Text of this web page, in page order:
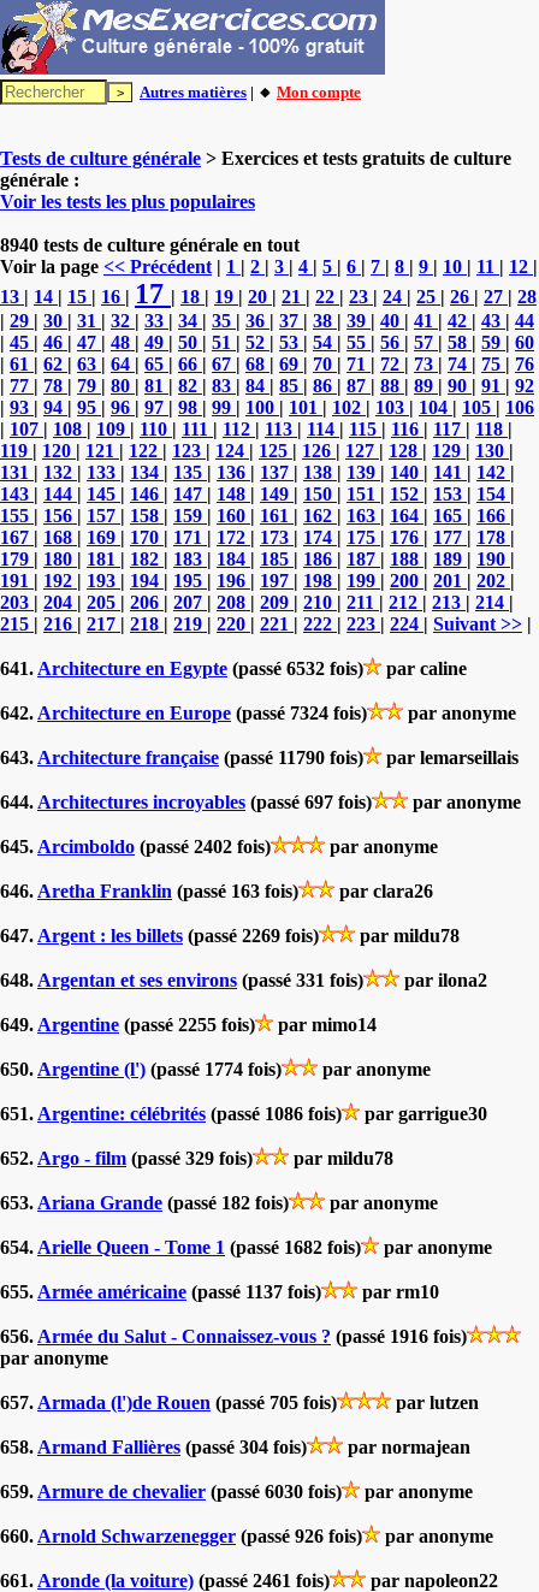
Autres matières | 🔸 Mon compte
Tests de culture générale > Exercices et tests gratuits de culture
générale :
Voir les tests les plus populaires
8940 tests de culture générale en tout
Voir la page << Précédent | 1 | 2 | 3 | 4 | 5 | 6 | 7 | 8 | 9 | 10 | 11 | 12 |
13 | 14 | 15 | 16 | 17 | 18 | 19 | 20 | 21 | 22 | 23 | 24 | 25 | 26 | 27 | 28
| 29 | 30 | 31 | 32 | 33 | 34 | 35 | 36 | 37 | 38 | 39 | 40 | 41 | 42 | 43 | 44
| 45 | 46 | 47 | 48 | 49 | 50 | 51 | 52 | 53 | 54 | 55 | 56 | 57 | 58 | 59 | 60
| 61 | 62 | 63 | 64 | 65 | 66 | 67 | 68 | 69 | 70 | 71 | 72 | 73 | 74 | 75 | 76
| 77 | 78 | 79 | 80 | 81 | 82 | 83 | 84 | 85 | 86 | 87 | 88 | 89 | 90 | 91 | 92
| 93 | 94 | 95 | 96 | 97 | 98 | 99 | 100 | 101 | 102 | 103 | 104 | 105 | 106
| 107 | 108 | 109 | 110 | 111 | 112 | 113 | 114 | 115 | 116 | 117 | 118 |
119 | 120 | 121 | 122 | 123 | 124 | 125 | 126 | 127 | 128 | 129 | 130 |
131 | 132 | 133 | 134 | 135 | 136 | 137 | 138 | 139 | 140 | 141 | 142 |
143 | 144 | 145 | 146 | 147 | 148 | 149 | 150 | 151 | 152 | 153 | 154 |
155 | 156 | 157 | 158 | 159 | 160 | 161 | 162 | 163 | 164 | 165 | 166 |
167 | 168 | 169 | 170 | 171 | 172 | 173 | 174 | 175 | 176 | 177 | 178 |
179 | 180 | 181 | 182 | 183 | 184 | 185 | 186 | 187 | 188 | 189 | 190 |
191 | 192 | 193 | 194 | 195 | 196 | 197 | 198 | 199 | 200 | 201 | 202 |
203 | 204 | 205 | 206 | 207 | 208 | 209 | 210 | 211 | 212 | 213 | 214 |
215 | 216 | 217 | 218 | 219 | 220 | 221 | 222 | 223 | 224 | Suivant >> |
641. Architecture en Egypte (passé 6532 fois) par caline
642. Architecture en Europe (passé 7324 fois) par anonyme
643. Architecture française (passé 11790 fois) par lemarseillais
644. Architectures incroyables (passé 697 fois) par anonyme
645. Arcimboldo (passé 2402 fois) par anonyme
646. Aretha Franklin (passé 163 fois) par clara26
647. Argent : les billets (passé 2269 fois) par mildu78
648. Argentan et ses environs (passé 331 fois) par ilona2
649. Argentine (passé 2255 fois) par mimo14
650. Argentine (l') (passé 1774 fois) par anonyme
651. Argentine: célébrités (passé 1086 fois) par garrigue30
652. Argo - film (passé 329 fois) par mildu78
653. Ariana Grande (passé 182 fois) par anonyme
654. Arielle Queen - Tome 1 (passé 1682 fois) par anonyme
655. Armée américaine (passé 1137 fois) par rm10
656. Armée du Salut - Connaissez-vous ? (passé 1916 fois)
par anonyme
657. Armada (l')de Rouen (passé 705 fois) par lutzen
658. Armand Fallières (passé 304 fois) par normajean
659. Armure de chevalier (passé 6030 fois) par anonyme
660. Arnold Schwarzenegger (passé 926 fois) par anonyme
661. Aronde (la voiture) (passé 2461 fois) par napoleon22